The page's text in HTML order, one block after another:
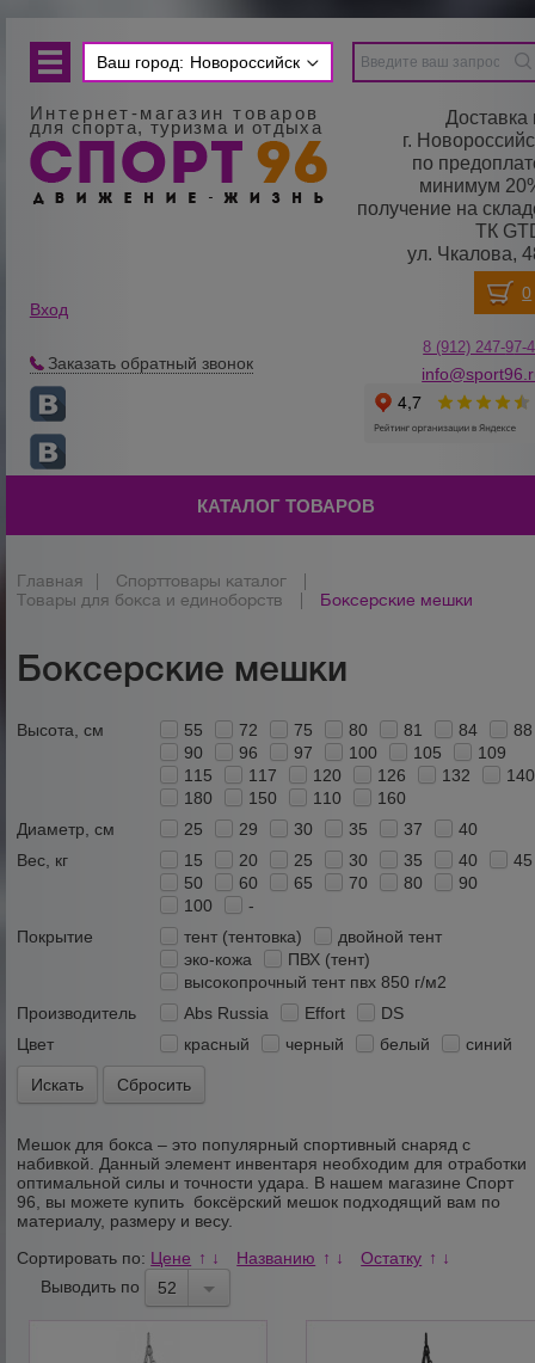
Ваш город: Новороссийск
Интернет-магазин товаров
для спорта, туризма и отдыха
Доставка
г.
по
минимум
получение на
ТК
ул. Чкалова,
Вход
Заказать обратный звонок
8 (912) 247-97-
КАТАЛОГ ТОВАРОВ
Главная Спорттовары каталог
Товары для бокса и единоборств
Боксерские мешки
Боксерские мешки
Высота, см 55 72 75 80 81 84
88
90
96 97 100 105
109
115
117 120 126 132
140
180
150 110
160
Диаметр, см
25 29 30 35 37
40
Вес, кг
15 20 25 30 35 40
45
50
60 65 70 80
90
100
-
Покрытие
тент (тентовка)
двойной тент
эко-кожа
ПВХ (тент)
высокопрочный тент пвх 850 г/м2
Производитель
Abs Russia Effort
DS
Цвет
красный черный белый синий
Сбросить
Мешок для бокса – это популярный спортивный снаряд с
набивкой. Данный элемент инвентаря необходим для отработки
оптимальной силы и точности удара. В нашем магазине Спорт
96, вы можете купить боксёрский мешок подходящий вам по
материалу, размеру и весу.
Сортировать по: Цене ↑ ↓ Названию ↑ ↓ Остатку ↑ ↓
Выводить по 52